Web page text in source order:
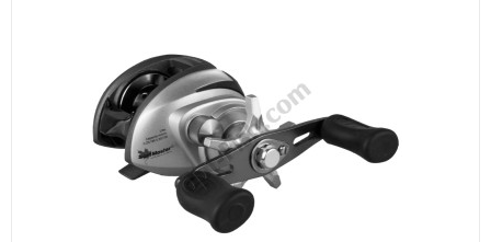
Я ОПТОВИЙ ПОКУПЕЦЬ